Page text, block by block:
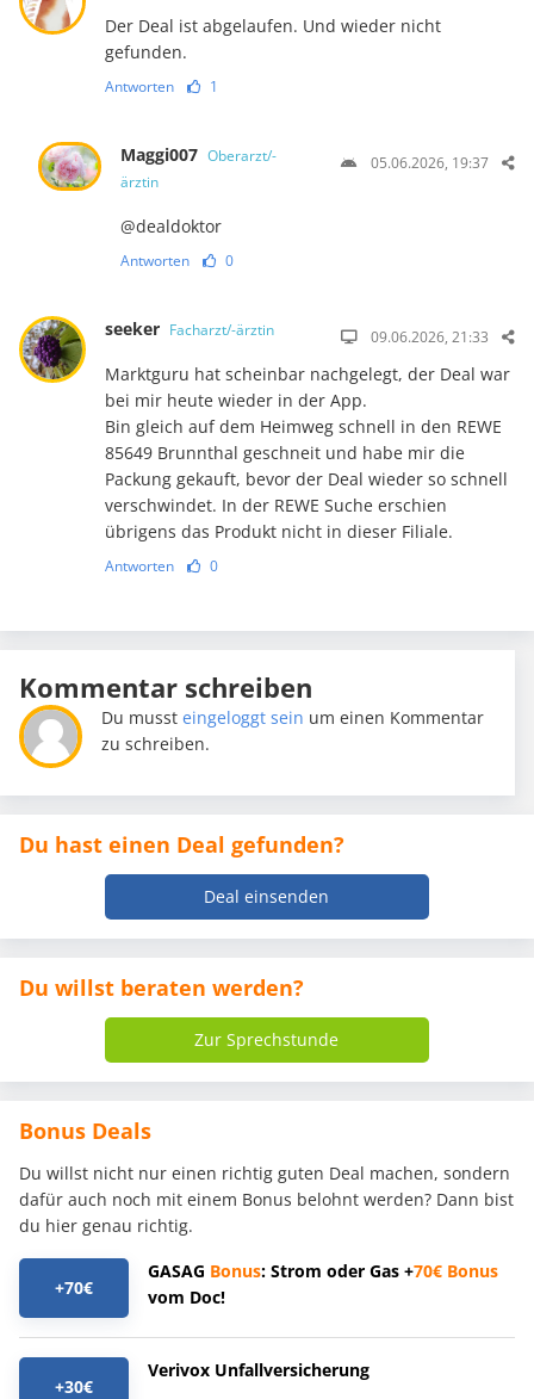
Der Deal ist abgelaufen. Und wieder nicht
gefunden.
Antworten 1
Maggi007 Oberarzt/-
ärztin
05.06.2026, 19:37
@dealdoktor
Antworten 0
seeker Facharzt/-ärztin 09.06.2026, 21:33
Marktguru hat scheinbar nachgelegt, der Deal war
bei mir heute wieder in der App.
Bin gleich auf dem Heimweg schnell in den REWE
85649 Brunnthal geschneit und habe mir die
Packung gekauft, bevor der Deal wieder so schnell
verschwindet. In der REWE Suche erschien
übrigens das Produkt nicht in dieser Filiale.
Antworten 0
Kommentar schreiben
Du mussteingeloggt sein um einen Kommentar
zu schreiben.
Du hast einen Deal gefunden?
Deal einsenden
Du willst beraten werden?
Zur Sprechstunde
Bonus Deals
Du willst nicht nur einen richtig guten Deal machen, sondern
dafür auch noch mit einem Bonus belohnt werden? Dann bist
du hier genau richtig.
+70€
GASAG Bonus: Strom oder Gas +70€ Bonus
vom Doc!
+30€
Verivox Unfallversicherung